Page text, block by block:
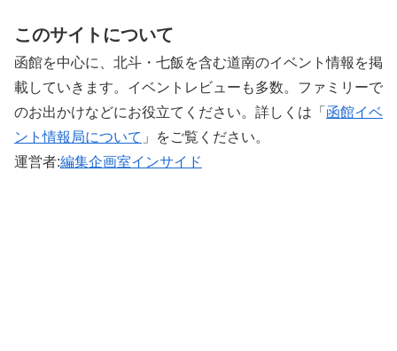
このサイトについて
函館を中心に、北斗・七飯を含む道南のイベント情報を掲
載していきます。イベントレビューも多数。ファミリーで
のお出かけなどにお役立てください。詳しくは「 函館イベ
ント情報局について 」をご覧ください。 ‎
運営者:編集企画室インサイド